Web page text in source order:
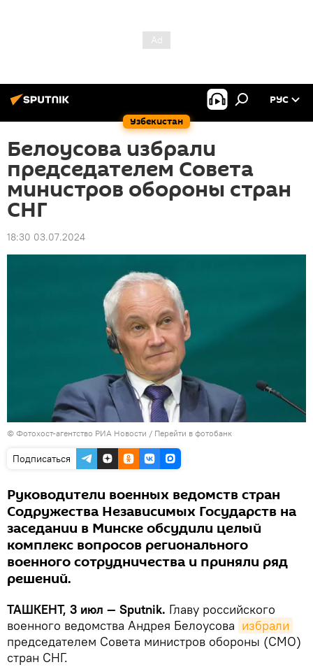
Узбекистан
РУС
Белоусова избрали
председателем Совета
министров обороны стран
СНГ
18:30 03.07.2024
© Фотохост-агентство РИА Новости / Перейти в фотобанк
Подписаться
Руководители военных ведомств стран
Содружества Независимых Государств на
заседании в Минске обсудили целый
комплекс вопросов регионального
военного сотрудничества и приняли ряд
решений.
ТАШКЕНТ, 3 июл — Sputnik. Главу российского
военного ведомства Андрея Белоусова избрали
председателем Совета министров обороны (СМО)
стран СНГ.